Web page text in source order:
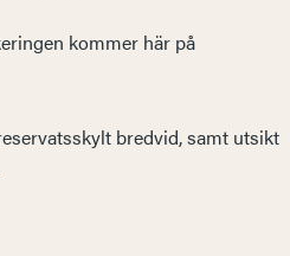
kommer här på